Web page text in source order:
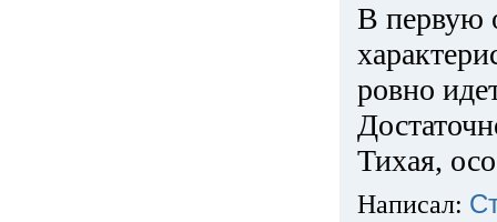
В первую
ровно
Тихая,
Написал: